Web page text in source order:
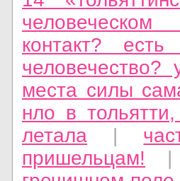
человеческом
контакт? есть
человечество?
места силы
нло в
летала
|
пришельцам!
|